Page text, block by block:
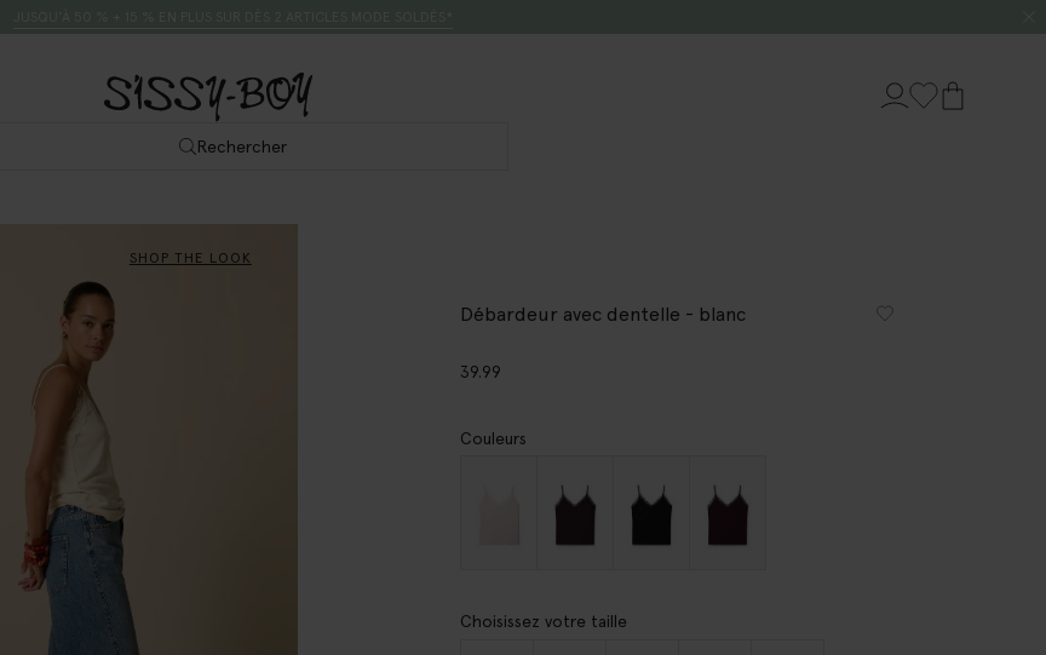
Rechercher
SHOP THE LOOK
Débardeur avec dentelle - blanc
39.99
Couleurs
Choisissez votre taille